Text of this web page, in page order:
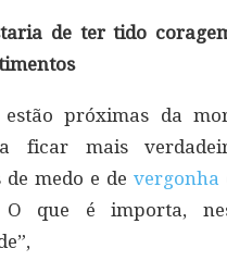
de ter tido
estão próximas da
ficar mais
de medo e de vergonha
O que é importa,